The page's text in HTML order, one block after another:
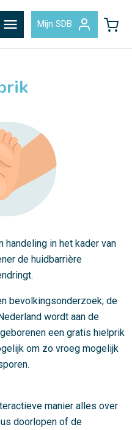
menu Mijn SDB
handeling in het kader van
de huidbarrière
bevolkingsonderzoek; de
wordt aan de
een gratis hielprik
om zo vroeg mogelijk
manier alles over
doorlopen of de